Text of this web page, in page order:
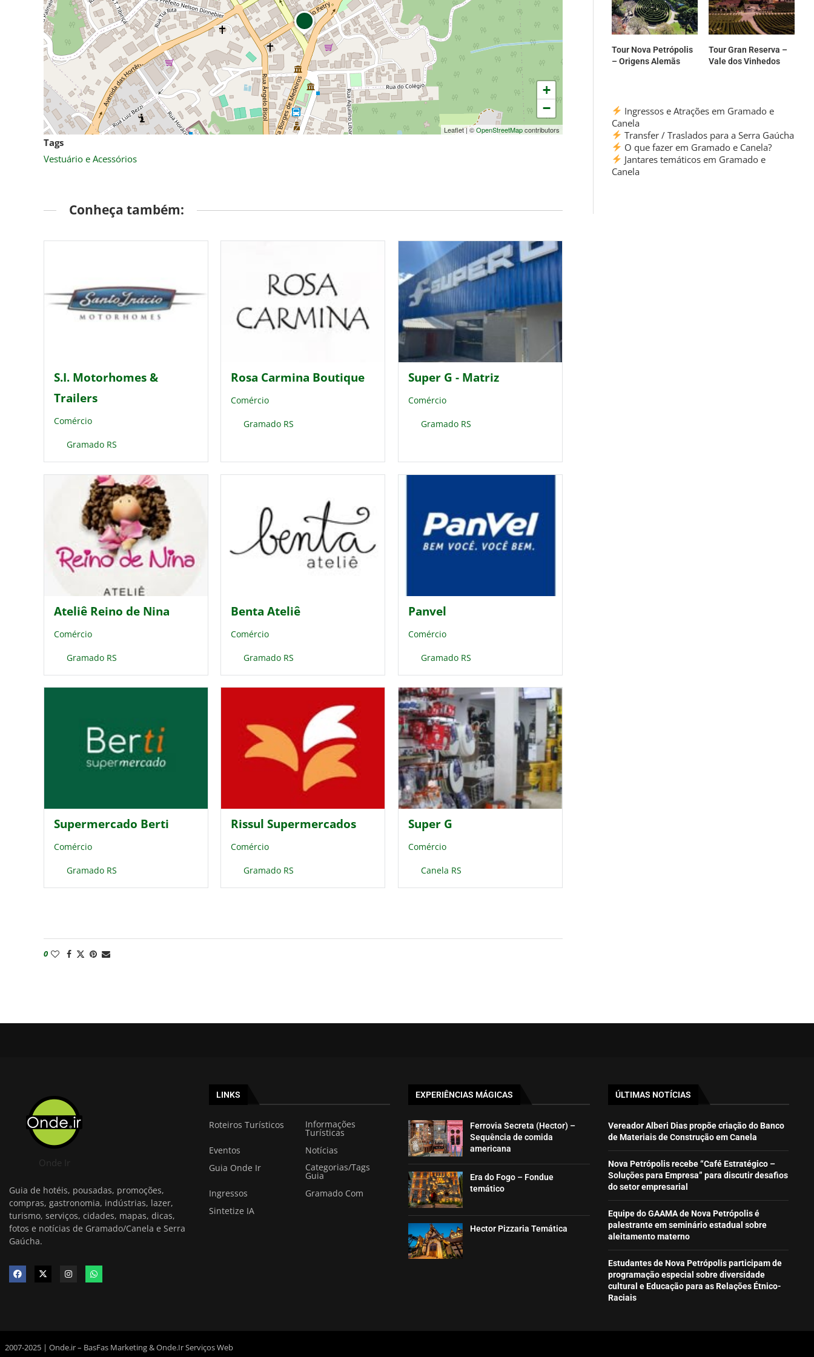
+
−
Leaflet|©OpenStreetMapcontributors
Tags
Vestuário e Acessórios
Conheça também:
S.I. Motorhomes &
Trailers
Comércio
Gramado RS
Rosa Carmina Boutique
Comércio
Gramado RS
Super G - Matriz
Comércio
Gramado RS
Ateliê Reino de Nina
Comércio
Gramado RS
Benta Ateliê
Comércio
Gramado RS
Panvel
Comércio
Gramado RS
Supermercado Berti
Comércio
Gramado RS
Rissul Supermercados
Comércio
Gramado RS
Super G
Comércio
Canela RS
0
Tour Nova Petrópolis
– Origens Alemãs
Tour Gran Reserva –
Vale dos Vinhedos
Ingressos e Atrações em Gramado e
Canela
Transfer / Traslados para a Serra Gaúcha
O que fazer em Gramado e Canela?
Jantares temáticos em Gramado e
Canela
Onde Ir
Guia de hotéis, pousadas, promoções,
compras, gastronomia, indústrias, lazer,
turismo, serviços, cidades, mapas, dicas,
fotos e notícias de Gramado/Canela e Serra
Gaúcha.
LINKS
Roteiros Turísticos Informações
Turísticas
Eventos
Notícias
Guia Onde Ir
Categorias/Tags
Guia
Ingressos
Gramado Com
Sintetize IA
EXPERIÊNCIAS MÁGICAS
Ferrovia Secreta (Hector) –
Sequência de comida
americana
Era do Fogo – Fondue
temático
Hector Pizzaria Temática
ÚLTIMAS NOTÍCIAS
Vereador Alberi Dias propõe criação do Banco
de Materiais de Construção em Canela
Nova Petrópolis recebe “Café Estratégico –
Soluções para Empresa” para discutir desafios
do setor empresarial
Equipe do GAAMA de Nova Petrópolis é
palestrante em seminário estadual sobre
aleitamento materno
Estudantes de Nova Petrópolis participam de
programação especial sobre diversidade
cultural e Educação para as Relações Étnico-
Raciais
2007-2025 | Onde.ir – BasFas Marketing & Onde.Ir Serviços Web